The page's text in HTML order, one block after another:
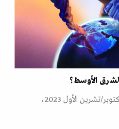
قبل عامين، في السابع من أكتوبر/تشرين الأول 2023،